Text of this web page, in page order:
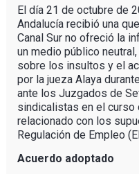
El día 21 de octubre de
Andalucía recibió una
Canal Sur no ofreció la
un medio público
sobre los insultos y el
por la jueza Alaya
ante los Juzgados de
sindicalistas en el curso
relacionado con los
Regulación de Empleo
Acuerdo adoptado